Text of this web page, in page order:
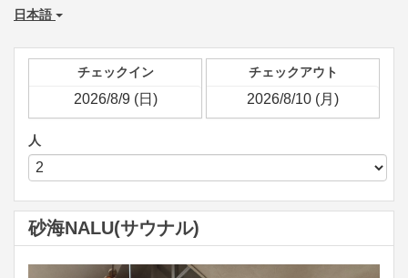
日本語
チェックイン チェックアウト
人
砂海NALU(サウナル)